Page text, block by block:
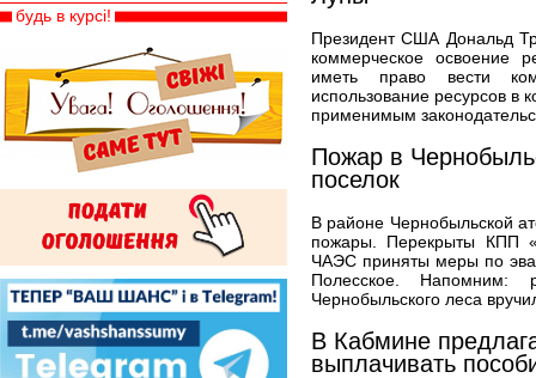
Президент США Дональд
коммерческое освоение
иметь право вести
использование ресурсов в
применимым
Пожар в
поселок
В районе Чернобыльской
пожары. Перекрыты КПП
ЧАЭС приняты меры по
Полесское. Напомним:
Чернобыльского леса
В Кабмине
выплачивать
будь в курсі!